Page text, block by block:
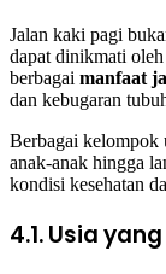
Jalan kaki pagi
dapat dinikmati
berbagai manfaat
dan kebugaran
Berbagai kelompok
anak-anak hingga
kondisi kesehatan
4.1. Usia